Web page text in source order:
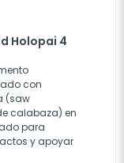
Holopai 4
con
(saw
calabaza) en
para
y apoyar